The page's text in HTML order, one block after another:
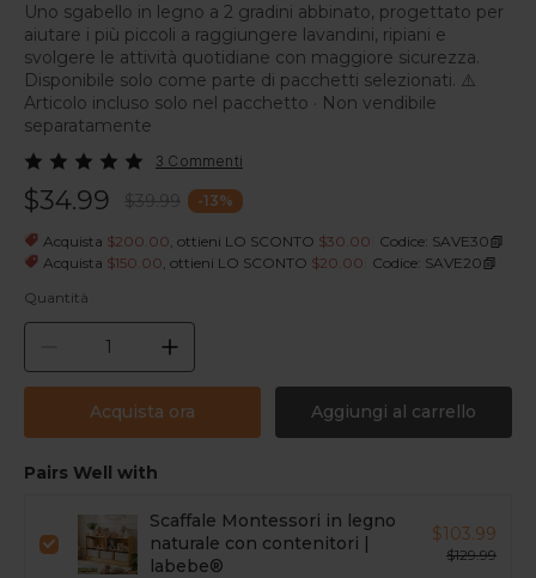
Uno sgabello in legno a 2 gradini abbinato, progettato per
aiutare i più piccoli a raggiungere lavandini, ripiani e
svolgere le attività quotidiane con maggiore sicurezza.
Disponibile solo come parte di pacchetti selezionati. ⚠️
Articolo incluso solo nel pacchetto · Non vendibile
separatamente
3 Commenti
-13%
$34.99 $39.99
Acquista $200.00, ottieni LO SCONTO $30.00 Codice: SAVE30
Acquista $150.00, ottieni LO SCONTO $20.00 Codice: SAVE20
Quantità
Acquista ora Aggiungi al carrello
Pairs Well with
Scaffale Montessori in legno
naturale con contenitori |
labebe®
$103.99
$129.99